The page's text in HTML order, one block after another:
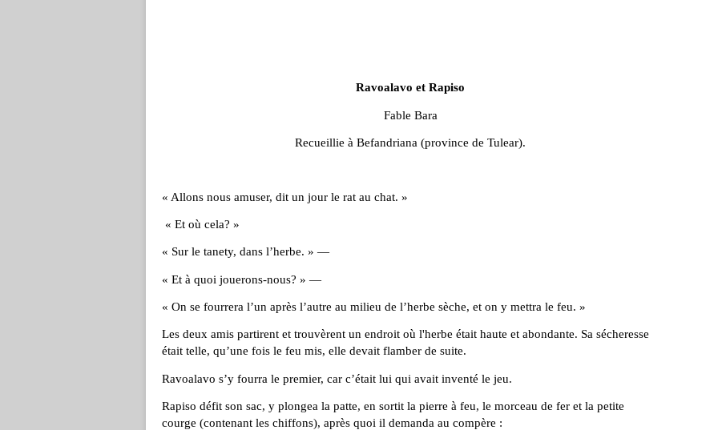
Ravoalavo et Rapiso
Fable Bara
Recueillie à Befandriana (province de Tulear).
« Allons nous amuser, dit un jour le rat au chat. »
« Et où cela? »
« Sur le tanety, dans l’herbe. » —
« Et à quoi jouerons-nous? » —
« On se fourrera l’un après l’autre au milieu de l’herbe sèche, et on y mettra le feu. »
Les deux amis partirent et trouvèrent un endroit où l'herbe était haute et abondante. Sa sécheresse
était telle, qu’une fois le feu mis, elle devait flamber de suite.
Ravoalavo s’y fourra le premier, car c’était lui qui avait inventé le jeu.
Rapiso défit son sac, y plongea la patte, en sortit la pierre à feu, le morceau de fer et la petite
courge (contenant les chiffons), après quoi il demanda au compère :